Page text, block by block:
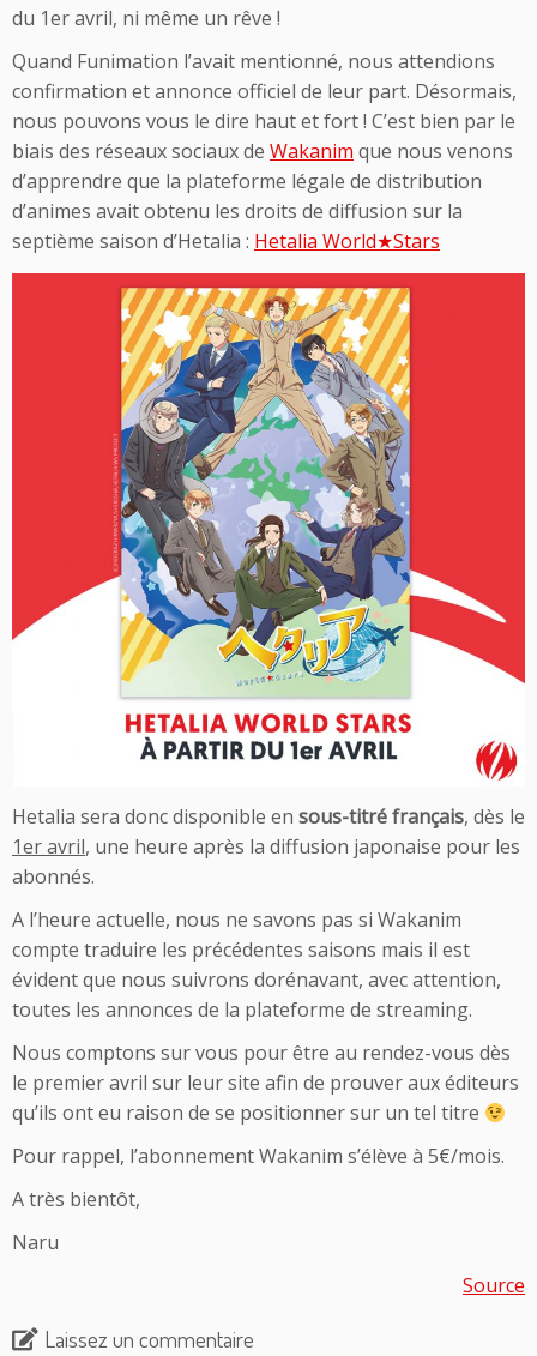
du 1er avril, ni même un rêve !
Quand Funimation l’avait mentionné, nous attendions
confirmation et annonce officiel de leur part. Désormais,
nous pouvons vous le dire haut et fort ! C’est bien par le
biais des réseaux sociaux de Wakanim que nous venons
d’apprendre que la plateforme légale de distribution
d’animes avait obtenu les droits de diffusion sur la
septième saison d’Hetalia : Hetalia World★Stars
Hetalia sera donc disponible en sous-titré français, dès le
1er avril, une heure après la diffusion japonaise pour les
abonnés.
A l’heure actuelle, nous ne savons pas si Wakanim
compte traduire les précédentes saisons mais il est
évident que nous suivrons dorénavant, avec attention,
toutes les annonces de la plateforme de streaming.
Nous comptons sur vous pour être au rendez-vous dès
le premier avril sur leur site afin de prouver aux éditeurs
qu’ils ont eu raison de se positionner sur un tel titre
Pour rappel, l’abonnement Wakanim s’élève à 5€/mois.
A très bientôt,
Naru
Source
Laissez un commentaire